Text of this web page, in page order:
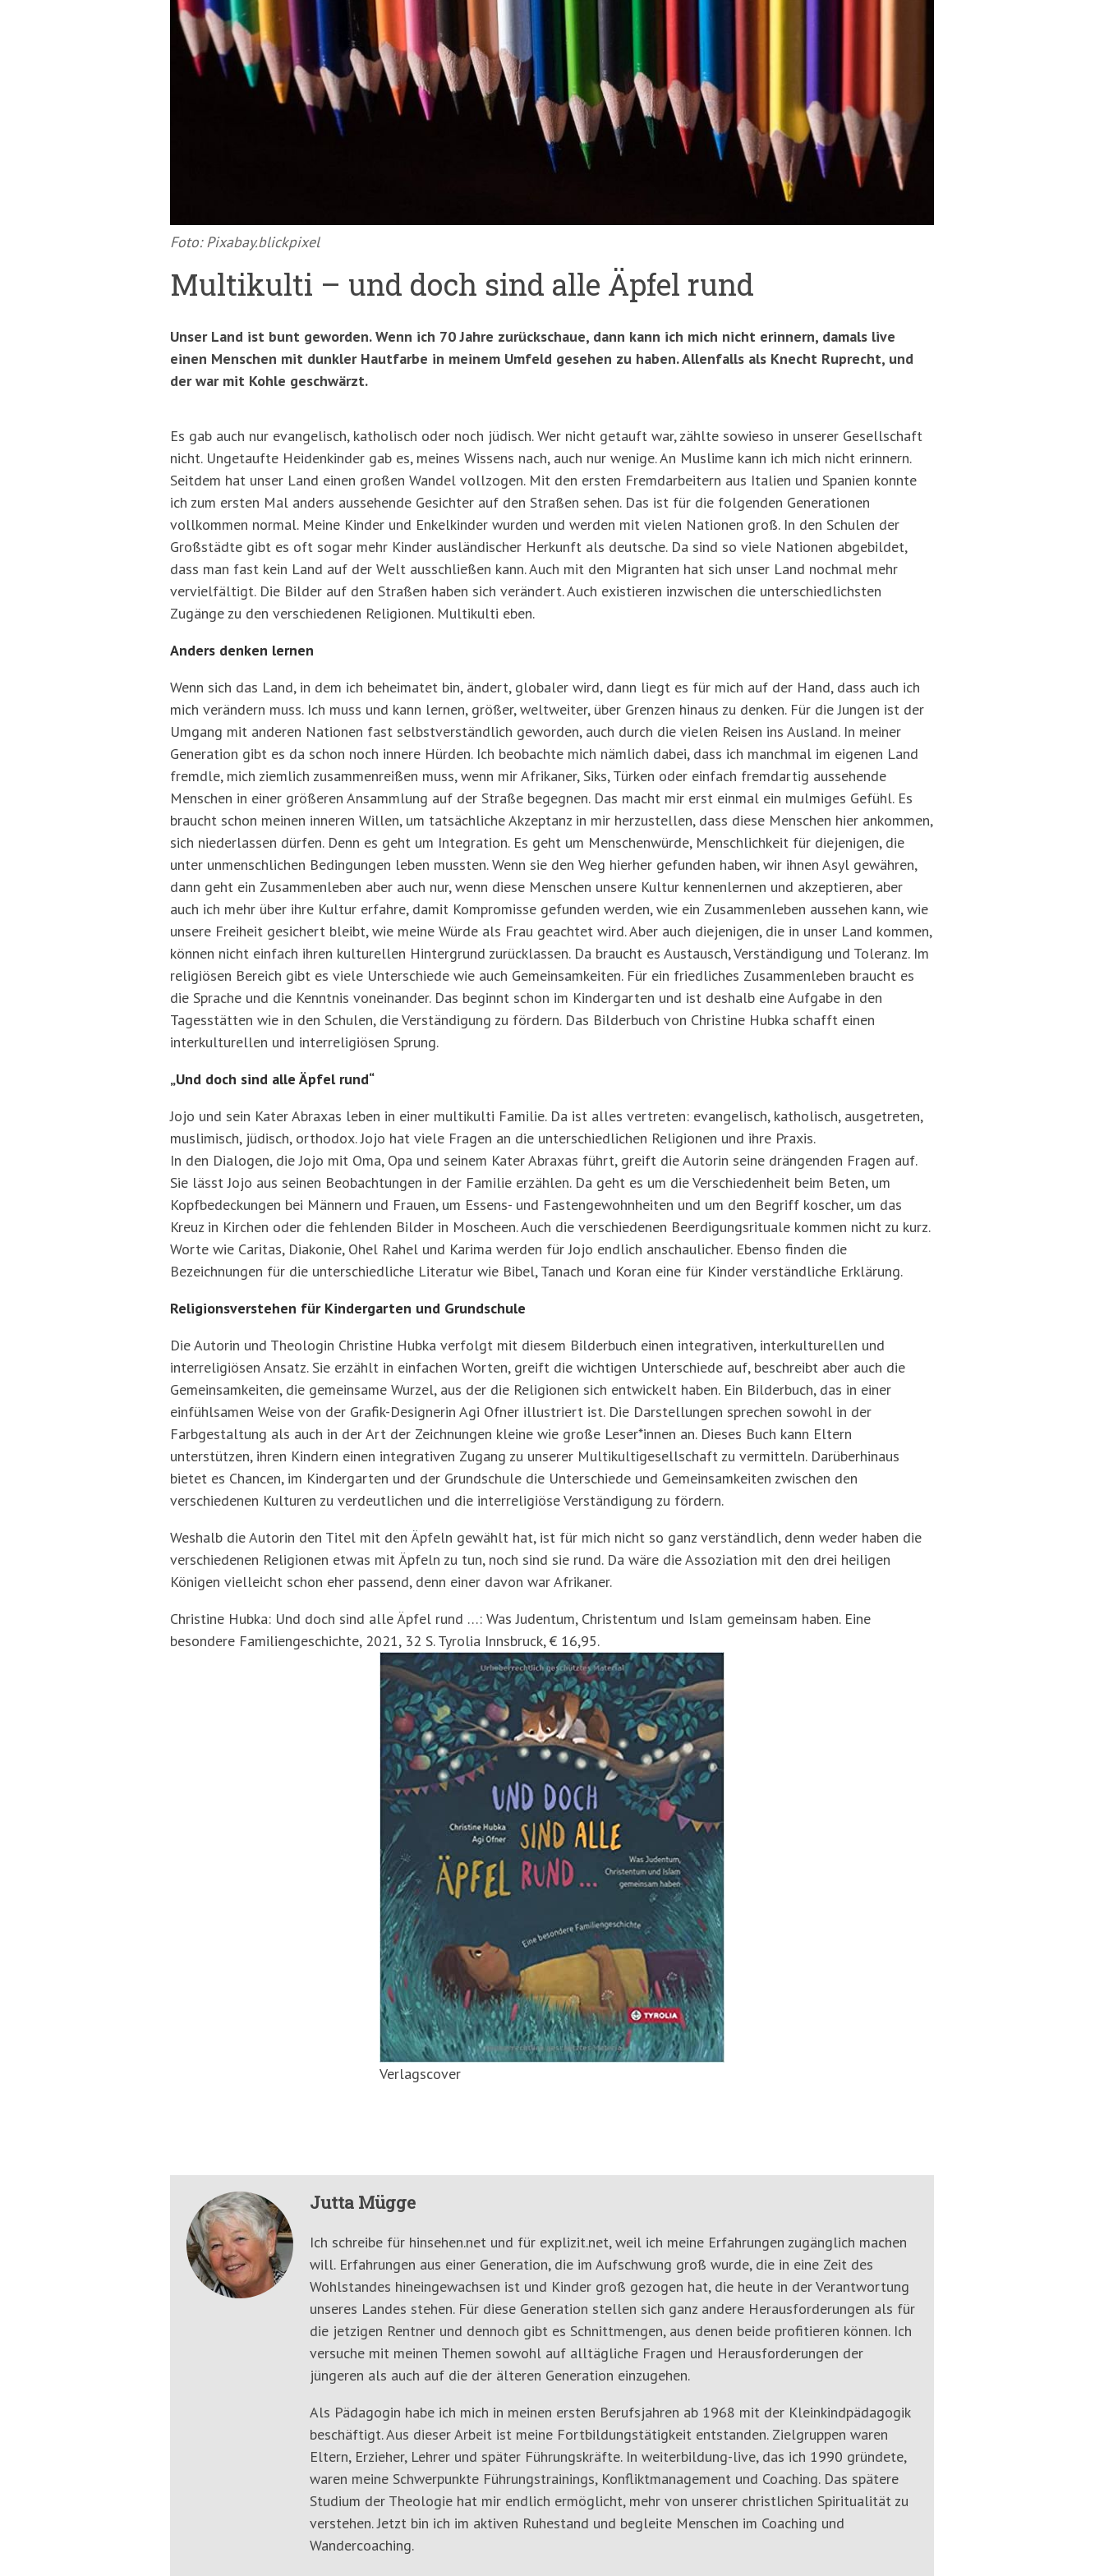
Foto: Pixabay.blickpixel
Multikulti – und doch sind alle Äpfel rund
Unser Land ist bunt geworden. Wenn ich 70 Jahre zurückschaue, dann kann ich mich nicht erinnern, damals live
einen Menschen mit dunkler Hautfarbe in meinem Umfeld gesehen zu haben. Allenfalls als Knecht Ruprecht, und
der war mit Kohle geschwärzt.
Es gab auch nur evangelisch, katholisch oder noch jüdisch. Wer nicht getauft war, zählte sowieso in unserer Gesellschaft
nicht. Ungetaufte Heidenkinder gab es, meines Wissens nach, auch nur wenige. An Muslime kann ich mich nicht erinnern.
Seitdem hat unser Land einen großen Wandel vollzogen. Mit den ersten Fremdarbeitern aus Italien und Spanien konnte
ich zum ersten Mal anders aussehende Gesichter auf den Straßen sehen. Das ist für die folgenden Generationen
vollkommen normal. Meine Kinder und Enkelkinder wurden und werden mit vielen Nationen groß. In den Schulen der
Großstädte gibt es oft sogar mehr Kinder ausländischer Herkunft als deutsche. Da sind so viele Nationen abgebildet,
dass man fast kein Land auf der Welt ausschließen kann. Auch mit den Migranten hat sich unser Land nochmal mehr
vervielfältigt. Die Bilder auf den Straßen haben sich verändert. Auch existieren inzwischen die unterschiedlichsten
Zugänge zu den verschiedenen Religionen. Multikulti eben.
Anders denken lernen
Wenn sich das Land, in dem ich beheimatet bin, ändert, globaler wird, dann liegt es für mich auf der Hand, dass auch ich
mich verändern muss. Ich muss und kann lernen, größer, weltweiter, über Grenzen hinaus zu denken. Für die Jungen ist der
Umgang mit anderen Nationen fast selbstverständlich geworden, auch durch die vielen Reisen ins Ausland. In meiner
Generation gibt es da schon noch innere Hürden. Ich beobachte mich nämlich dabei, dass ich manchmal im eigenen Land
fremdle, mich ziemlich zusammenreißen muss, wenn mir Afrikaner, Siks, Türken oder einfach fremdartig aussehende
Menschen in einer größeren Ansammlung auf der Straße begegnen. Das macht mir erst einmal ein mulmiges Gefühl. Es
braucht schon meinen inneren Willen, um tatsächliche Akzeptanz in mir herzustellen, dass diese Menschen hier ankommen,
sich niederlassen dürfen. Denn es geht um Integration. Es geht um Menschenwürde, Menschlichkeit für diejenigen, die
unter unmenschlichen Bedingungen leben mussten. Wenn sie den Weg hierher gefunden haben, wir ihnen Asyl gewähren,
dann geht ein Zusammenleben aber auch nur, wenn diese Menschen unsere Kultur kennenlernen und akzeptieren, aber
auch ich mehr über ihre Kultur erfahre, damit Kompromisse gefunden werden, wie ein Zusammenleben aussehen kann, wie
unsere Freiheit gesichert bleibt, wie meine Würde als Frau geachtet wird. Aber auch diejenigen, die in unser Land kommen,
können nicht einfach ihren kulturellen Hintergrund zurücklassen. Da braucht es Austausch, Verständigung und Toleranz. Im
religiösen Bereich gibt es viele Unterschiede wie auch Gemeinsamkeiten. Für ein friedliches Zusammenleben braucht es
die Sprache und die Kenntnis voneinander. Das beginnt schon im Kindergarten und ist deshalb eine Aufgabe in den
Tagesstätten wie in den Schulen, die Verständigung zu fördern. Das Bilderbuch von Christine Hubka schafft einen
interkulturellen und interreligiösen Sprung.
„Und doch sind alle Äpfel rund“
Jojo und sein Kater Abraxas leben in einer multikulti Familie. Da ist alles vertreten: evangelisch, katholisch, ausgetreten,
muslimisch, jüdisch, orthodox. Jojo hat viele Fragen an die unterschiedlichen Religionen und ihre Praxis.
In den Dialogen, die Jojo mit Oma, Opa und seinem Kater Abraxas führt, greift die Autorin seine drängenden Fragen auf.
Sie lässt Jojo aus seinen Beobachtungen in der Familie erzählen. Da geht es um die Verschiedenheit beim Beten, um
Kopfbedeckungen bei Männern und Frauen, um Essens- und Fastengewohnheiten und um den Begriff koscher, um das
Kreuz in Kirchen oder die fehlenden Bilder in Moscheen. Auch die verschiedenen Beerdigungsrituale kommen nicht zu kurz.
Worte wie Caritas, Diakonie, Ohel Rahel und Karima werden für Jojo endlich anschaulicher. Ebenso finden die
Bezeichnungen für die unterschiedliche Literatur wie Bibel, Tanach und Koran eine für Kinder verständliche Erklärung.
Religionsverstehen für Kindergarten und Grundschule
Die Autorin und Theologin Christine Hubka verfolgt mit diesem Bilderbuch einen integrativen, interkulturellen und
interreligiösen Ansatz. Sie erzählt in einfachen Worten, greift die wichtigen Unterschiede auf, beschreibt aber auch die
Gemeinsamkeiten, die gemeinsame Wurzel, aus der die Religionen sich entwickelt haben. Ein Bilderbuch, das in einer
einfühlsamen Weise von der Grafik-Designerin Agi Ofner illustriert ist. Die Darstellungen sprechen sowohl in der
Farbgestaltung als auch in der Art der Zeichnungen kleine wie große Leser*innen an. Dieses Buch kann Eltern
unterstützen, ihren Kindern einen integrativen Zugang zu unserer Multikultigesellschaft zu vermitteln. Darüberhinaus
bietet es Chancen, im Kindergarten und der Grundschule die Unterschiede und Gemeinsamkeiten zwischen den
verschiedenen Kulturen zu verdeutlichen und die interreligiöse Verständigung zu fördern.
Weshalb die Autorin den Titel mit den Äpfeln gewählt hat, ist für mich nicht so ganz verständlich, denn weder haben die
verschiedenen Religionen etwas mit Äpfeln zu tun, noch sind sie rund. Da wäre die Assoziation mit den drei heiligen
Königen vielleicht schon eher passend, denn einer davon war Afrikaner.
Christine Hubka: Und doch sind alle Äpfel rund …: Was Judentum, Christentum und Islam gemeinsam haben. Eine
besondere Familiengeschichte, 2021, 32 S. Tyrolia Innsbruck, € 16,95.
Verlagscover
Jutta Mügge
Ich schreibe für hinsehen.net und für explizit.net, weil ich meine Erfahrungen zugänglich machen
will. Erfahrungen aus einer Generation, die im Aufschwung groß wurde, die in eine Zeit des
Wohlstandes hineingewachsen ist und Kinder groß gezogen hat, die heute in der Verantwortung
unseres Landes stehen. Für diese Generation stellen sich ganz andere Herausforderungen als für
die jetzigen Rentner und dennoch gibt es Schnittmengen, aus denen beide profitieren können. Ich
versuche mit meinen Themen sowohl auf alltägliche Fragen und Herausforderungen der
jüngeren als auch auf die der älteren Generation einzugehen.
Als Pädagogin habe ich mich in meinen ersten Berufsjahren ab 1968 mit der Kleinkindpädagogik
beschäftigt. Aus dieser Arbeit ist meine Fortbildungstätigkeit entstanden. Zielgruppen waren
Eltern, Erzieher, Lehrer und später Führungskräfte. In weiterbildung-live, das ich 1990 gründete,
waren meine Schwerpunkte Führungstrainings, Konfliktmanagement und Coaching. Das spätere
Studium der Theologie hat mir endlich ermöglicht, mehr von unserer christlichen Spiritualität zu
verstehen. Jetzt bin ich im aktiven Ruhestand und begleite Menschen im Coaching und
Wandercoaching.